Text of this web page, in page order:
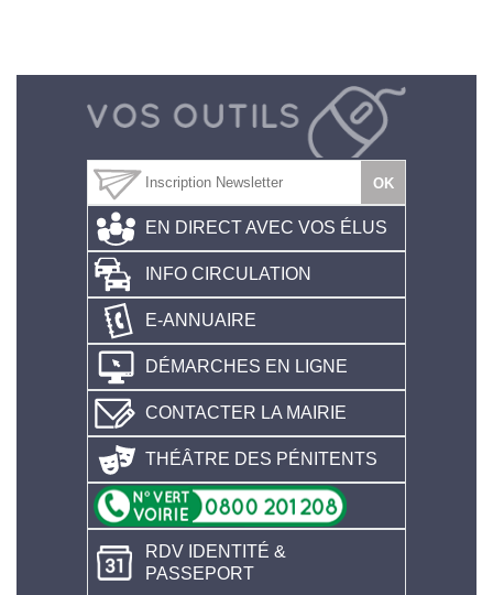
EN DIRECT AVEC VOS ÉLUS
INFO CIRCULATION
E-ANNUAIRE
DÉMARCHES EN LIGNE
CONTACTER LA MAIRIE
THÉÂTRE DES PÉNITENTS
RDV IDENTITÉ &
PASSEPORT